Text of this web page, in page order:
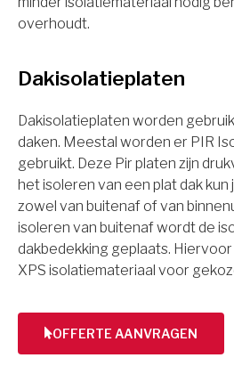
overhoudt.
Dakisolatieplaten
Dakisolatieplaten worden
daken. Meestal worden er PIR
gebruikt. Deze Pir platen zijn
het isoleren van een plat dak
zowel van buitenaf of van
isoleren van buitenaf wordt de
dakbedekking geplaats.
XPS isolatiemateriaal voor
OFFERTE AANVRAGEN